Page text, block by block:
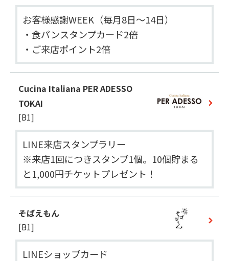
お客様感謝WEEK（毎月8日～14日）
・食パンスタンプカード2倍
・ご来店ポイント2倍
Cucina Italiana PER ADESSO
TOKAI
[B1]
LINE来店スタンプラリー
※来店1回につきスタンプ1個。10個貯まる
と1,000円チケットプレゼント！
そばえもん
[B1]
LINEショップカード